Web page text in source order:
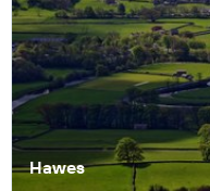
Hawes